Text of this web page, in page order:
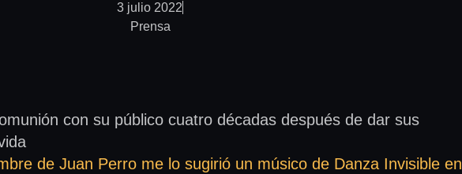
3 julio 2022
Prensa
con su público cuatro décadas después de dar sus
de Juan Perro me lo sugirió un músico de Danza Invisible en